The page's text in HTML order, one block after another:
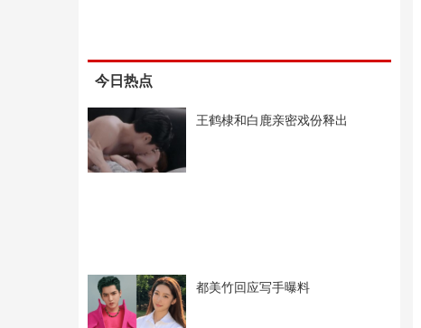
今日热点
王鹤棣和白鹿亲密戏份释出
都美竹回应写手曝料